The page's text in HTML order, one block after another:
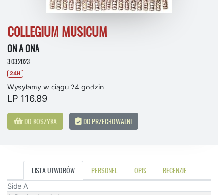
COLLEGIUM MUSICUM
ON A ONA
3.03.2023
24H
Wysyłamy w ciągu 24 godzin
LP 116.89
DO KOSZYKA DO PRZECHOWALNI
LISTA UTWORÓW PERSONEL OPIS RECENZJE
Side A